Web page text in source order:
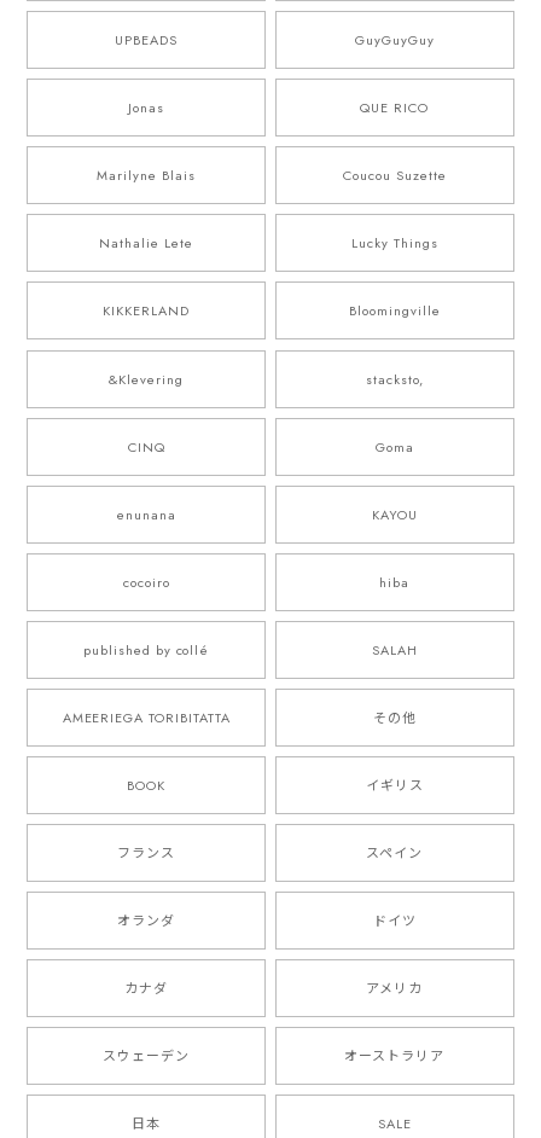
UPBEADS GuyGuyGuy
Jonas QUE RICO
Marilyne Blais Coucou Suzette
Nathalie Lete Lucky Things
KIKKERLAND Bloomingville
&Klevering stacksto,
CINQ Goma
enunana KAYOU
cocoiro hiba
published by collé SALAH
AMEERIEGA TORIBITATTA その他
BOOK イギリス
フランス スペイン
オランダ ドイツ
カナダ アメリカ
スウェーデン オーストラリア
日本 SALE